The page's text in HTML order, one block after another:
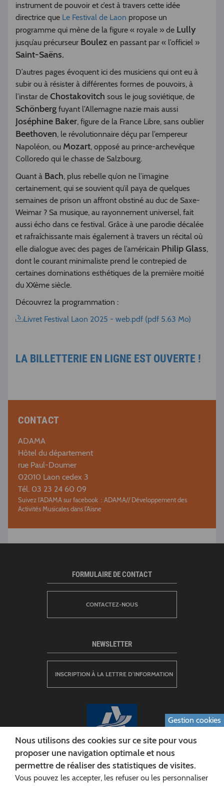
instrument de pouvoir et c’est à travers cette idée
directrice que Le Festival de Laon propose un
programme qui mène de la figure « royale » de Lully
jusqu’au précurseur Boulez en passant par « l’officiel »
Saint-Saëns.
D’autres pages évoquent ici des musiciens qui ont eu à
subir ou à résister à différentes formes de pouvoirs, à
l’instar de Chostakovitch sous le joug soviétique, de
Schönberg fuyant l’Allemagne nazie mais aussi
Joséphine Baker, figure de la France Libre, sans oublier
Beethoven, le révolutionnaire déçu par l’empereur
Napoléon, ou Mozart, opposé au prince-archevêque
Colloredo qui le chasse de Salzbourg.
Quant à Bach, plus rebelle qu’on ne l’imagine
certainement, qui se souvient qu’il paya de quelques
semaines de prison un affront obstiné au duc de Saxe-
Weimar ? Sa musique, au rayonnement universel, fait
aussi écho dans ce festival. Grâce à une parodie décalée
et rafraîchissante mais également à travers un récital où
elle dialogue avec des pages de l’américain Philip Glass,
dont le courant minimaliste prend le contrepied de
certaines dominations esthétiques de la première moitié
du XXème siècle.
Découvrez la programmation :
Livret Festival Laon 2025 - web.pdf (pdf 5.63 Mo)
LA BILLETTERIE EN LIGNE EST OUVERTE !
CONTACT
ADAMA
Hôtel du département
rue Paul-Doumer
02010 Laon cedex 3
Tél. 03 23 24 60 09
Suivez l'ADAMA sur facebook : ADAMA// Développement des
Activités Musicales dans l'Aisne
CONSEIL DÉPARTEMENTAL DE L'AISNE
FORMULAIRE DE CONTACT
CONTACTEZ-NOUS
NEWSLETTER
INSCRIPTION À LA LETTRE D’INFORMATION
Gestion cookies
Nous utilisons des cookies sur ce site pour vous
proposer une navigation optimale et nous
permettre de réaliser des statistiques de visites.
Vous pouvez les accepter, les refuser ou les personnaliser